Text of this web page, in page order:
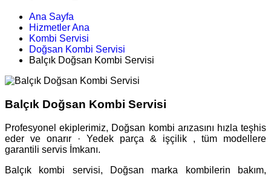
Ana Sayfa
Hizmetler Ana
Kombi Servisi
Doğsan Kombi Servisi
Balçık Doğsan Kombi Servisi
Balçık Doğsan Kombi Servisi
Profesyonel ekiplerimiz, Doğsan kombi arızasını hızla teşhis
eder ve onarır · Yedek parça & işçilik , tüm modellere
garantili servis İmkanı.
Balçık kombi servisi, Doğsan marka kombilerin bakım,